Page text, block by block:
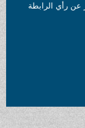
رأي الرابطة